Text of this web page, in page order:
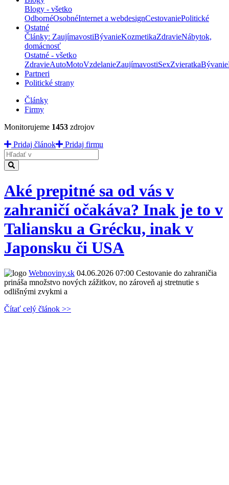
Blogy - všetko
OdbornéOsobnéInternet a webdesignCestovaniePolitické
Ostatné
Články: ZaujímavostiBývanieKozmetikaZdravieNábytok,
domácnosť
Ostatné - všetko
ZdravieAutoMotoVzdelanieZaujímavostiSexZvieratkaBývanie
Partneri
Politické strany
Články
Firmy
Monitorujeme 1453 zdrojov
Pridaj článok
Pridaj firmu
Hladať
Aké prepitné sa od vás v
zahraničí očakáva? Inak je to v
Taliansku a Grécku, inak v
Japonsku či USA
Webnoviny.sk 04.06.2026 07:00 Cestovanie do zahraničia
prináša množstvo nových zážitkov, no zároveň aj stretnutie s
odlišnými zvykmi a
Čítať celý článok >>